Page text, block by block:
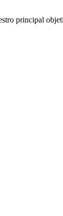
principal